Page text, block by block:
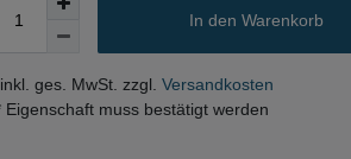
In den Warenkorb
ges. MwSt. zzgl. Versandkosten
Eigenschaft muss bestätigt werden